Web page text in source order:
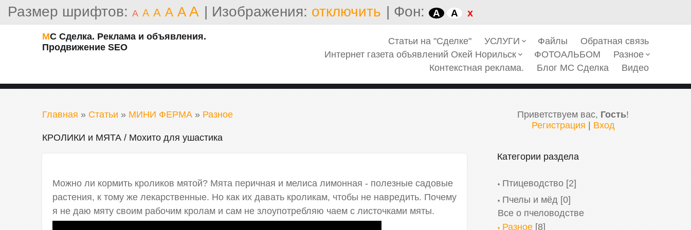
Размер шрифтов: A A A A A A | Изображения: отключить | Фон: A A x
МС Сделка. Реклама и объявления.
Продвижение SEO
Статьи на "Сделке" УСЛУГИ keyboard_arrow_down Файлы
Обратная связь
Интернет газета объявлений Окей Норильск keyboard_arrow_down ФОТОАЛЬБОМ Разное keyboard_arrow_down
Контекстная реклама. Блог МС Сделка Видео
Главная » Статьи » МИНИ ФЕРМА » Разное
КРОЛИКИ и МЯТА / Мохито для ушастика
Можно ли кормить кроликов мятой? Мята перичная и мелиса лимонная - полезные садовые
растения, к тому же лекарственные. Но как их давать кроликам, чтобы не навредить. Почему
я не даю мяту своим рабочим кролам и сам не злоупотребляю чаем с листочками мяты.
Приветствуем вас, Гость!
Регистрация
Вход
Категории раздела
Птицеводство [2]
Пчелы и мёд [0]
Все о пчеловодстве
Разное [8]